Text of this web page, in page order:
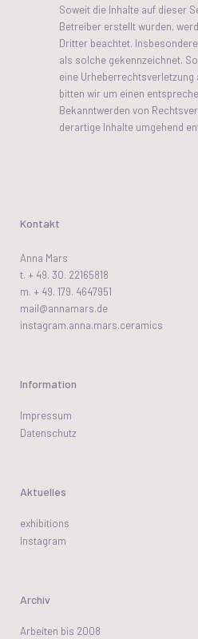
Soweit die Inhalte auf dieser
Betreiber erstellt wurden,
Dritter beachtet.
als solche gekennzeichnet.
eine
bitten wir um einen
Bekanntwerden von
derartige Inhalte umgehend
Kontakt
Anna Mars
t. + 49. 30. 22165818
m. + 49. 179. 4647951
mail@annamars.de
instagram.anna.mars.ceramics
Information
Impressum
Datenschutz
Aktuelles
exhibitions
Instagram
Archiv
Arbeiten bis 2008